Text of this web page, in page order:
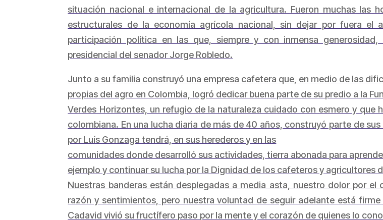
situación nacional e internacional de la agricultura. Fueron muchas las
estructurales de la economía agrícola nacional, sin dejar por fuera el
participación política en las que, siempre y con inmensa
presidencial del senador Jorge Robledo.
Junto a su familia construyó una empresa cafetera que, en medio de las
propias del agro en Colombia, logró dedicar buena parte de su predio a la
Verdes Horizontes, un refugio de la naturaleza cuidado con esmero y que
colombiana. En una lucha diaria de más de 40 años, construyó parte de
por Luís Gonzaga tendrá, en sus herederos y en las
comunidades donde desarrolló sus actividades, tierra abonada para
ejemplo y continuar su lucha por la Dignidad de los cafeteros y agricultores
Nuestras banderas están desplegadas a media asta, nuestro dolor por
razón y sentimientos, pero nuestra voluntad de seguir adelante está
Cadavid vivió su fructífero paso por la mente y el corazón de quienes lo